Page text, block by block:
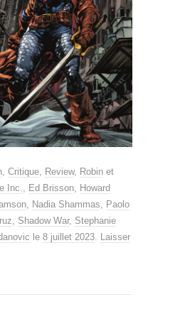
Critique Review, Robin et
Inc. Ed Brisson Howard
Nadia Shammas
Paolo
Shadow War, Stephanie
le 8 juillet 2023 Laisser